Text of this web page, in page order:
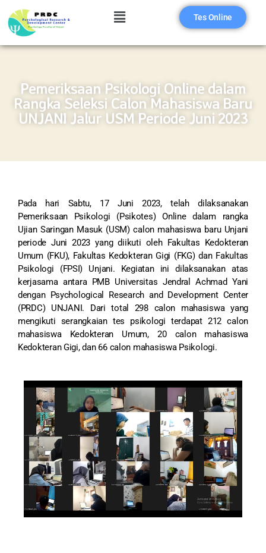
Tes Online
Pemeriksaan Psikologi Online dalam
Rangka Seleksi Calon Mahasiswa Baru
UNJANI Jalur USM Periode Juni 2023
Pada hari Sabtu, 17 Juni 2023, telah dilaksanakan
Pemeriksaan Psikologi (Psikotes) Online dalam rangka
Ujian Saringan Masuk (USM) calon mahasiswa baru Unjani
periode Juni 2023 yang diikuti oleh Fakultas Kedokteran
Umum (FKU), Fakultas Kedokteran Gigi (FKG) dan Fakultas
Psikologi (FPSI) Unjani. Kegiatan ini dilaksanakan atas
kerjasama antara PMB Universitas Jendral Achmad Yani
dengan Psychological Research and Development Center
(PRDC) UNJANI. Dari total 298 calon mahasiswa yang
mengikuti serangkaian tes psikologi terdapat 212 calon
mahasiswa Kedokteran Umum, 20 calon mahasiswa
Kedokteran Gigi, dan 66 calon mahasiswa Psikologi.